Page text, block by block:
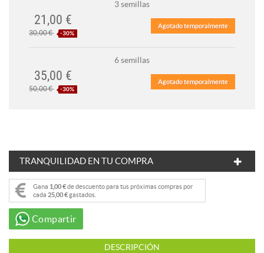
3 semillas
Agotado temporalmente
21,00 €
30,00 € -30%
6 semillas
Agotado temporalmente
35,00 €
50,00 € -30%
TRANQUILIDAD EN TU COMPRA
Gana 1,00 €de descuento para tus próximas compras por
cada 25,00 €gastados.
Compartir
DESCRIPCIÓN